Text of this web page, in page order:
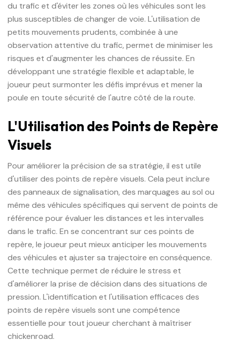
du trafic et d'éviter les zones où les véhicules sont les
plus susceptibles de changer de voie. L'utilisation de
petits mouvements prudents, combinée à une
observation attentive du trafic, permet de minimiser les
risques et d'augmenter les chances de réussite. En
développant une stratégie flexible et adaptable, le
joueur peut surmonter les défis imprévus et mener la
poule en toute sécurité de l'autre côté de la route.
L'Utilisation des Points de Repère
Visuels
Pour améliorer la précision de sa stratégie, il est utile
d'utiliser des points de repère visuels. Cela peut inclure
des panneaux de signalisation, des marquages au sol ou
même des véhicules spécifiques qui servent de points de
référence pour évaluer les distances et les intervalles
dans le trafic. En se concentrant sur ces points de
repère, le joueur peut mieux anticiper les mouvements
des véhicules et ajuster sa trajectoire en conséquence.
Cette technique permet de réduire le stress et
d'améliorer la prise de décision dans des situations de
pression. L'identification et l'utilisation efficaces des
points de repère visuels sont une compétence
essentielle pour tout joueur cherchant à maîtriser
chickenroad.